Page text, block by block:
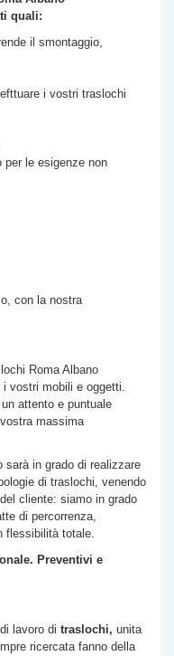
quali:
il smontaggio,
i vostri traslochi
le esigenze non
con la nostra
RomaAlbano
vostri mobili e oggetti.
attento e puntuale
massima
sarà in grado di realizzare
di traslochi, venendo
cliente: siamo in grado
di percorrenza,
flessibilità totale.
Preventivi e
lavoro di traslochi, unita
ricercata fanno della